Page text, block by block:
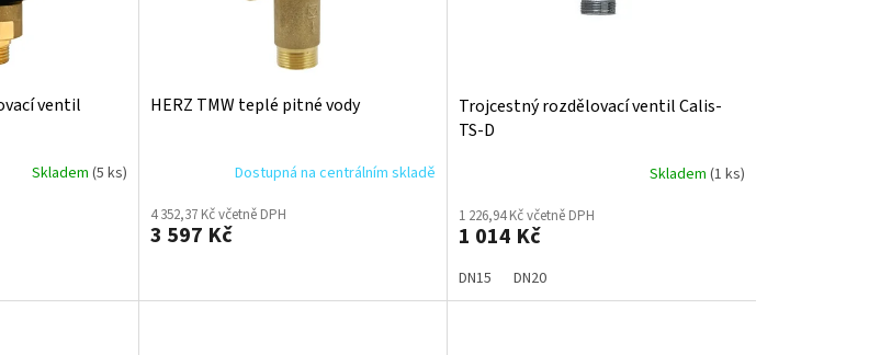
ventil
Skladem (5 ks)
HERZ TMW teplé pitné vody
Dostupná na centrálním skladě
4 352,37 Kč včetně DPH
3 597 Kč
Trojcestný rozdělovací ventil Calis-
TS-D
Skladem (1 ks)
1 226,94 Kč včetně DPH
1 014 Kč
DN15 DN20